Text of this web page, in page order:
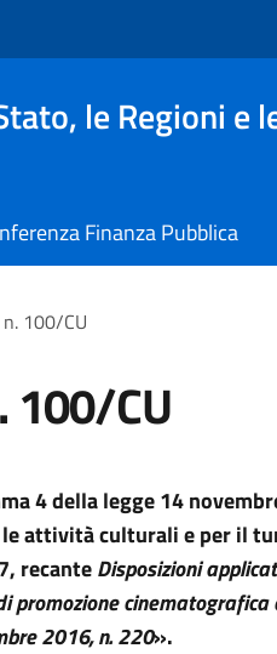
le Regioni e
Finanza Pubblica
100/CU
100/CU
4 della legge 14
attività culturali e per il
recanteDisposizioni
cinematografica
2016, n. 220».